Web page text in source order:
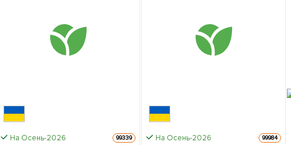
На Осень-2026 99339 На Осень-2026 99984